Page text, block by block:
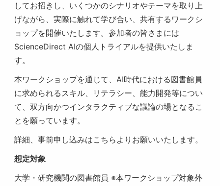
してお招きし、いくつかのシナリオやテーマを取り上
げながら、実際に触れて学び合い、共有するワークシ
ョップを開催いたします。参加者の皆さまには
ScienceDirect AIの個人トライアルを提供いたしま
す。
本ワークショップを通じて、AI時代における図書館員
に求められるスキル、リテラシー、能力開発等につい
て、双方向かつインタラクティブな議論の場となるこ
とを願っています。
詳細、事前申し込みはこちらよりお願いいたします。
想定対象
大学・研究機関の図書館員 ※本ワークショップ対象外